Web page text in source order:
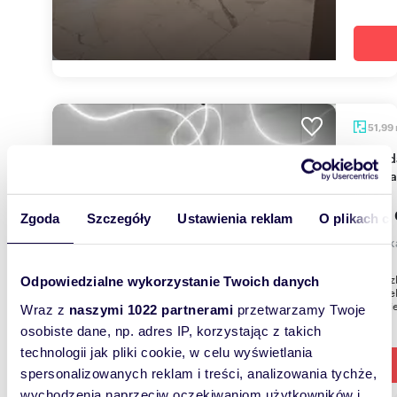
Zgoda Szczegóły Ustawienia reklam O plikach
Odpowiedzialne wykorzystanie Twoich danych
Wraz z naszymi 1022 partnerami przetwarzamy Twoje
osobiste dane, np. adres IP, korzystając z takich
technologii jak pliki cookie, w celu wyświetlania
spersonalizowanych reklam i treści, analizowania tychże,
51,99
Sprzedam luksusowy apartament z tarasem i
1 559